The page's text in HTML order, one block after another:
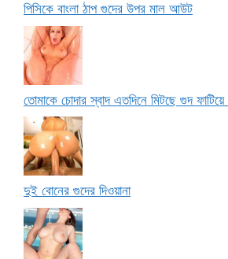
পিসিকে বাংলা ঠাপ গুদের উপর মাল আউট
তোমাকে চোদার স্বাদ এতদিনে মিটছে গুদ
দুই বোনের গুদের দিওয়ানা